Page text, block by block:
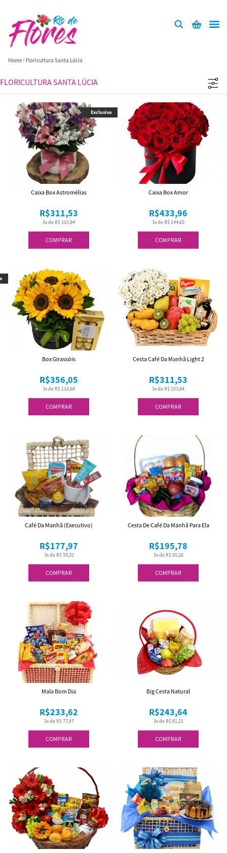
Home Floricultura Santa Lúcia
FLORICULTURA SANTA LÚCIA
COMPRAR
3x de R$ 103,84
R$311,53
Caixa Box Astromélias
Exclusivo
COMPRAR
3x de R$ 144,65
R$433,96
Caixa Box Amor
COMPRAR
3x de R$ 118,68
R$356,05
Box Girassóis
COMPRAR
3x de R$ 103,84
R$311,53
Cesta Café Da Manhã Light 2
COMPRAR
3x de R$ 59,32
R$177,97
Café Da Manhã (Executivo)
COMPRAR
3x de R$ 65,26
R$195,78
Cesta De Café Da Manhã Para Ela
COMPRAR
3x de R$ 77,87
R$233,62
Mala Bom Dia
COMPRAR
3x de R$ 81,21
R$243,64
Big Cesta Natural